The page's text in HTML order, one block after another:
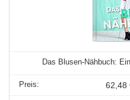
Das Blusen-Nähbuch:
62,48